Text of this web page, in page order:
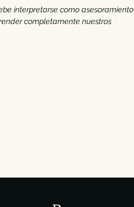
interpretarse como asesoramiento
completamente nuestros